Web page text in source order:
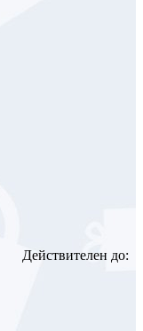
Действителен до: